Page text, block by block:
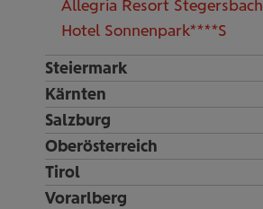
Allegria Resort Stegersbach
Hotel Sonnenpark****S
Steiermark
Kärnten
Salzburg
Oberösterreich
Tirol
Vorarlberg